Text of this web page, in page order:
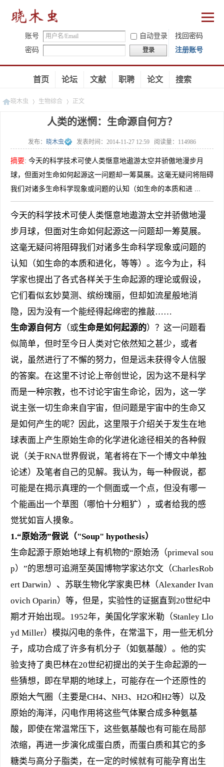
账号 自动登录
找回密码
密码
登录 注册账号
首页 论坛 文献 职聘 论文 搜索
晓木虫
»
生物综合
»
正文
人类的迷惘：生命源自何方？
发布： 晓木虫 发表时间： 2014-11-27 12:59 阅读量： 114986
摘要: 今天的科学技术可使人类惬意地遨游太空并骄傲地漫步月
球，但面对生命如何起源这一问题却一筹莫展。这毫无疑问将阻碍
我们对诸多生命科学现象或问题的认知（如生命的本质和进 ...
今天的科学技术可使人类惬意地遨游太空并骄傲地漫
步月球，但面对生命如何起源这一问题却一筹莫展。
这毫无疑问将阻碍我们对诸多生命科学现象或问题的
认知（如生命的本质和进化，等等）。迄今为止，科
学家也提出了各式各样关于生命起源的理论或假设，
它们看似玄妙莫测、缤纷瑰丽，但却如流星般地消
隐，因为没有一个能经得起绵密的推敲……
生命源自何方 （或生命是如何起源的）？这一问题看
似简单，但时至今日人类对它依然知之甚少，或者
说，虽然进行了不懈的努力，但是远未获得令人信服
的答案。在这里不讨论上帝创世论，因为这不是科学
而是一种宗教，也不讨论宇宙生命论，因为，这一学
说主张一切生命来自宇宙，但问题是宇宙中的生命又
是如何产生的呢？因此，这里限于介绍关于发生在地
球表面上产生原始生命的化学进化途径相关的各种假
说（关于RNA世界假说，笔者将在下一个博文中单独
论述）及笔者自己的见解。我认为，每一种假说，都
可能是在揭示真理的一个侧面或一个点，但没有哪一
个能画出一个草图（哪怕十分粗犷），或者给我的感
觉犹如盲人摸象。
1.“原始汤”假说（"Soup" hypothesis）
生命起源于原始地球上有机物的“原始汤（primeval sou
p）”的思想可追溯至英国博物学家达尔文（CharlesRob
ert Darwin）、苏联生物化学家奥巴林（Alexander Ivan
ovich Oparin）等，但是，实验性的证据直到20世纪中
期才开始出现。1952年，美国化学家米勒（Stanley Llo
yd Miller）模拟闪电的条件，在常温下，用一些无机分
子，成功合成了许多有机分子（如氨基酸）。他的实
验支持了奥巴林在20世纪初提出的关于生命起源的一
些猜想，即在早期的地球上，可能存在一个还原性的
原始大气圈（主要是CH4、NH3、H2O和H2等）以及
原始的海洋，闪电作用将这些气体聚合成多种氨基
酸，即使在常温常压下，这些氨基酸也有可能在局部
浓缩，再进一步演化成蛋白质，而蛋白质和其它的多
糖类与高分子脂类，在一定的时候就有可能孕育出生